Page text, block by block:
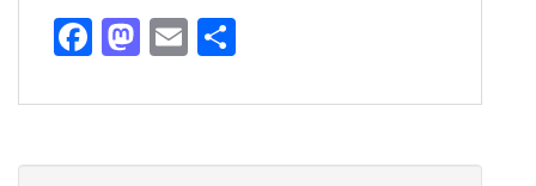
F
e
b
M
to
d
E
ai
l
m
p